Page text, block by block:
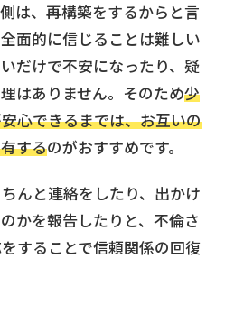
は、再構築をするからと言
面的に信じることは難しい
だけで不安になったり、疑
はありません。そのため少
心できるまでは、お互いの
するのがおすすめです。
んと連絡をしたり、出かけ
かを報告したりと、不倫さ
することで信頼関係の回復